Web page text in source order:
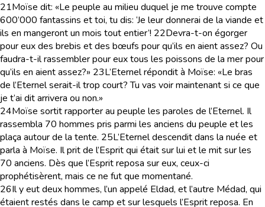
21Moïse dit: «Le peuple au milieu duquel je me trouve compte
600’000 fantassins et toi, tu dis: ‘Je leur donnerai de la viande et
ils en mangeront un mois tout entier’! 22Devra-t-on égorger
pour eux des brebis et des bœufs pour qu’ils en aient assez? Ou
faudra-t-il rassembler pour eux tous les poissons de la mer pour
qu’ils en aient assez?» 23L’Eternel répondit à Moïse: «Le bras
de l’Eternel serait-il trop court? Tu vas voir maintenant si ce que
je t’ai dit arrivera ou non.»
24Moïse sortit rapporter au peuple les paroles de l’Eternel. Il
rassembla 70 hommes pris parmi les anciens du peuple et les
plaça autour de la tente. 25L’Eternel descendit dans la nuée et
parla à Moïse. Il prit de l’Esprit qui était sur lui et le mit sur les
70 anciens. Dès que l’Esprit reposa sur eux, ceux-ci
prophétisèrent, mais ce ne fut que momentané.
26Il y eut deux hommes, l’un appelé Eldad, et l’autre Médad, qui
étaient restés dans le camp et sur lesquels l’Esprit reposa. En